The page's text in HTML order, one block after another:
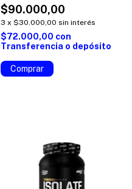
$90.000,00
3 x $30.000,00 sin interés
$72.000,00 con
Transferencia o depósito
Comprar